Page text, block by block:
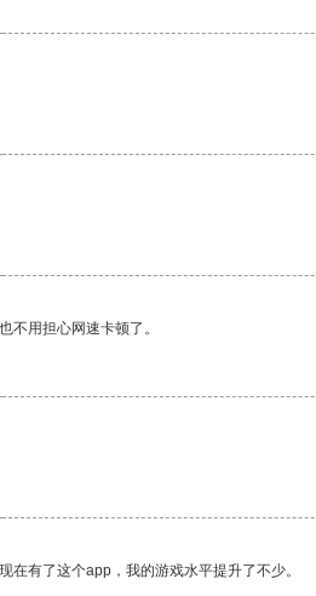
不用担心网速卡顿了。
有了这个app，我的游戏水平提升了不少。